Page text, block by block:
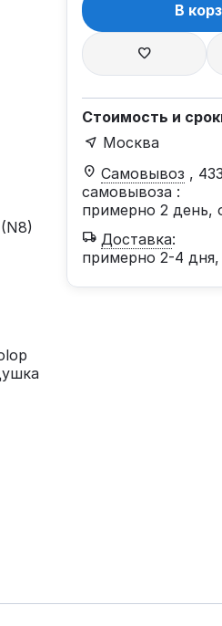
В
Стоимость и
Москва
Самовывоз ,
самовывоза :
примерно 2 день,
Доставка:
примерно 2-4 дня,